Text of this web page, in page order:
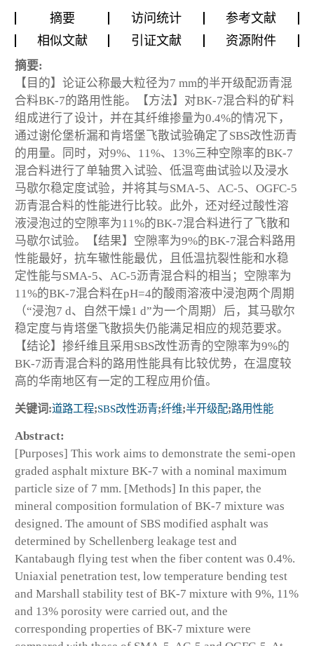
摘要 访问统计
参考文献
相似文献
引证文献 资源附件
摘要:
【目的】论证公称最大粒径为7 mm的半开级配沥青混
合料BK-7的路用性能。【方法】对BK-7混合料的矿料
组成进行了设计，并在其纤维掺量为0.4%的情况下，
通过谢伦堡析漏和肯塔堡飞散试验确定了SBS改性沥青
的用量。同时，对9%、11%、13%三种空隙率的BK-7
混合料进行了单轴贯入试验、低温弯曲试验以及浸水
马歇尔稳定度试验，并将其与SMA-5、AC-5、OGFC-5
沥青混合料的性能进行比较。此外，还对经过酸性溶
液浸泡过的空隙率为11%的BK-7混合料进行了飞散和
马歇尔试验。【结果】空隙率为9%的BK-7混合料路用
性能最好，抗车辙性能最优，且低温抗裂性能和水稳
定性能与SMA-5、AC-5沥青混合料的相当；空隙率为
11%的BK-7混合料在pH=4的酸雨溶液中浸泡两个周期
（“浸泡7 d、自然干燥1 d”为一个周期）后，其马歇尔
稳定度与肯塔堡飞散损失仍能满足相应的规范要求。
【结论】掺纤维且采用SBS改性沥青的空隙率为9%的
BK-7沥青混合料的路用性能具有比较优势，在温度较
高的华南地区有一定的工程应用价值。
关键词:道路工程;SBS改性沥青;纤维;半开级配;路用性能
Abstract:
[Purposes] This work aims to demonstrate the semi-open
graded asphalt mixture BK-7 with a nominal maximum
particle size of 7 mm. [Methods] In this paper, the
mineral composition formulation of BK-7 mixture was
designed. The amount of SBS modified asphalt was
determined by Schellenberg leakage test and
Kantabaugh flying test when the fiber content was 0.4%.
Uniaxial penetration test, low temperature bending test
and Marshall stability test of BK-7 mixture with 9%, 11%
and 13% porosity were carried out, and the
corresponding properties of BK-7 mixture were